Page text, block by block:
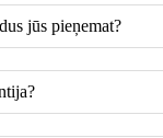
jūs pieņemat?